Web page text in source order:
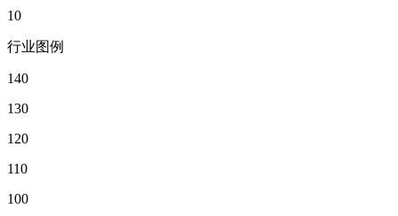
10
行业图例
140
130
120
110
100